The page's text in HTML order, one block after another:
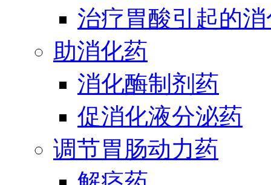
治疗胃酸引起的
助消化药
消化酶制剂药
促消化液分泌药
调节胃肠动力药